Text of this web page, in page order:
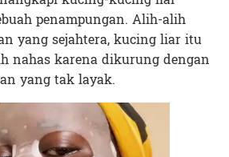
penampungan. Alih-alih
yang sejahtera, kucing liar itu
nahas karena dikurung dengan
yang tak layak.